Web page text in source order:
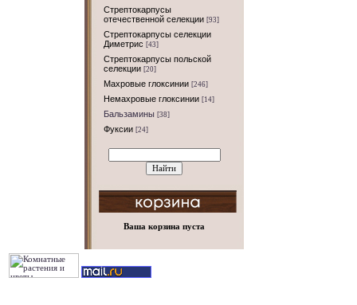
Стрептокарпусы
отечественной селекции [93]
Стрептокарпусы селекции
Диметрис [43]
Стрептокарпусы польской
селекции [20]
Махровые глоксинии [246]
Немахровые глоксинии [14]
Бальзамины [38]
Фуксии [24]
Ваша корзина пуста